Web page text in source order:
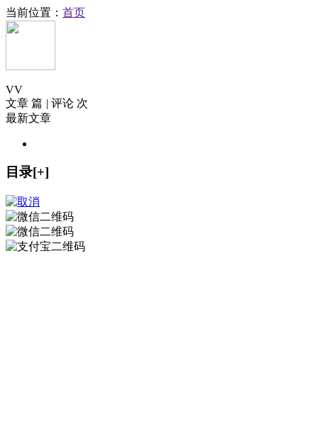
当前位置： 首页
VV
文章 篇 | 评论 次
最新文章
目录[+]